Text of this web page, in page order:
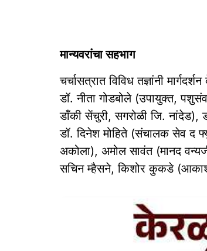
मान्यवरांचा सहभाग
चर्चासत्रात विविध तज्ञांनी
डॉ. नीता गोडबोले (उपायुक्त,
डॉंकी सेंचुरी, सगरोळी जि. नांदेड),
डॉ. दिनेश मोहिते (संचालक सेव द
अकोला), अमोल सावंत (मानद
सचिन म्हैसने, किशोर कुकडे